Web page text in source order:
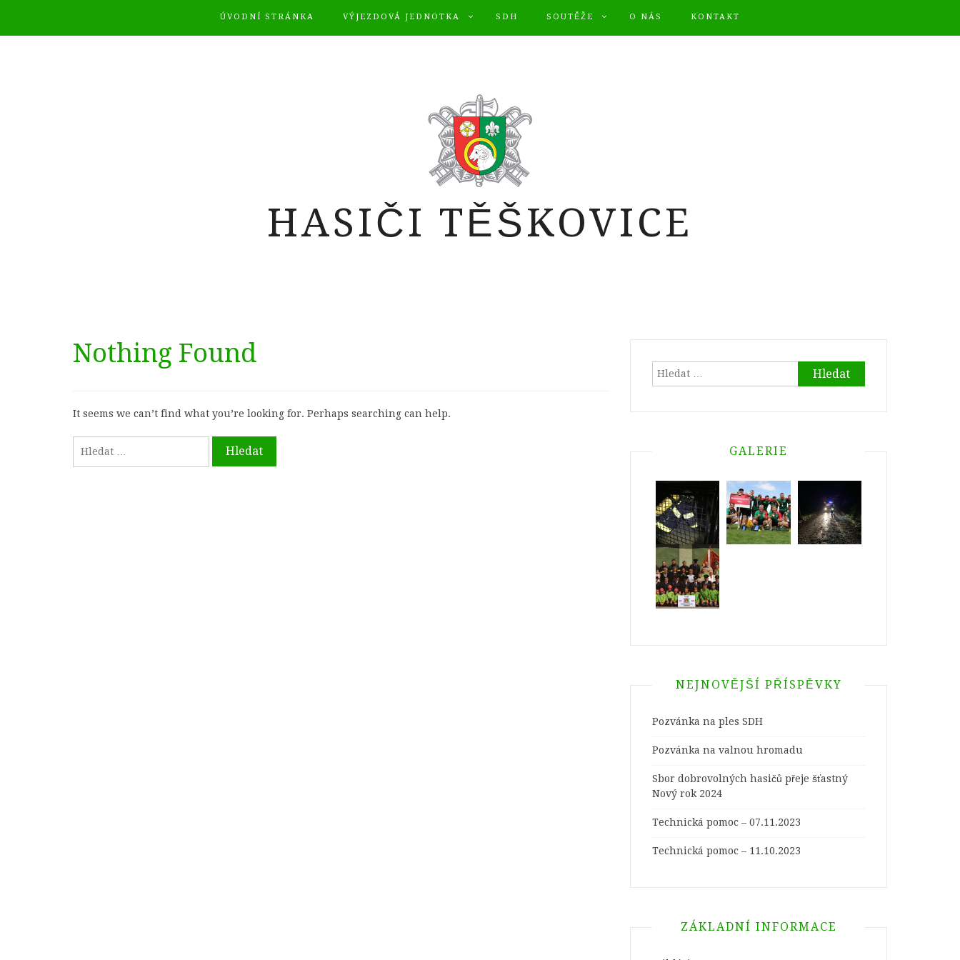
ÚVODNÍ STRÁNKA VÝJEZDOVÁ JEDNOTKA SDH SOUTĚŽE O NÁS KONTAKT
HASIČI TĚŠKOVICE
Nothing Found
It seems we can’t find what you’re looking for. Perhaps searching can help.
Vyhledávání
GALERIE
NEJNOVĚJŠÍ PŘÍSPĚVKY
Pozvánka na ples SDH
Pozvánka na valnou hromadu
Sbor dobrovolných hasičů přeje šťastný
Nový rok 2024
Technická pomoc – 07.11.2023
Technická pomoc – 11.10.2023
ZÁKLADNÍ INFORMACE